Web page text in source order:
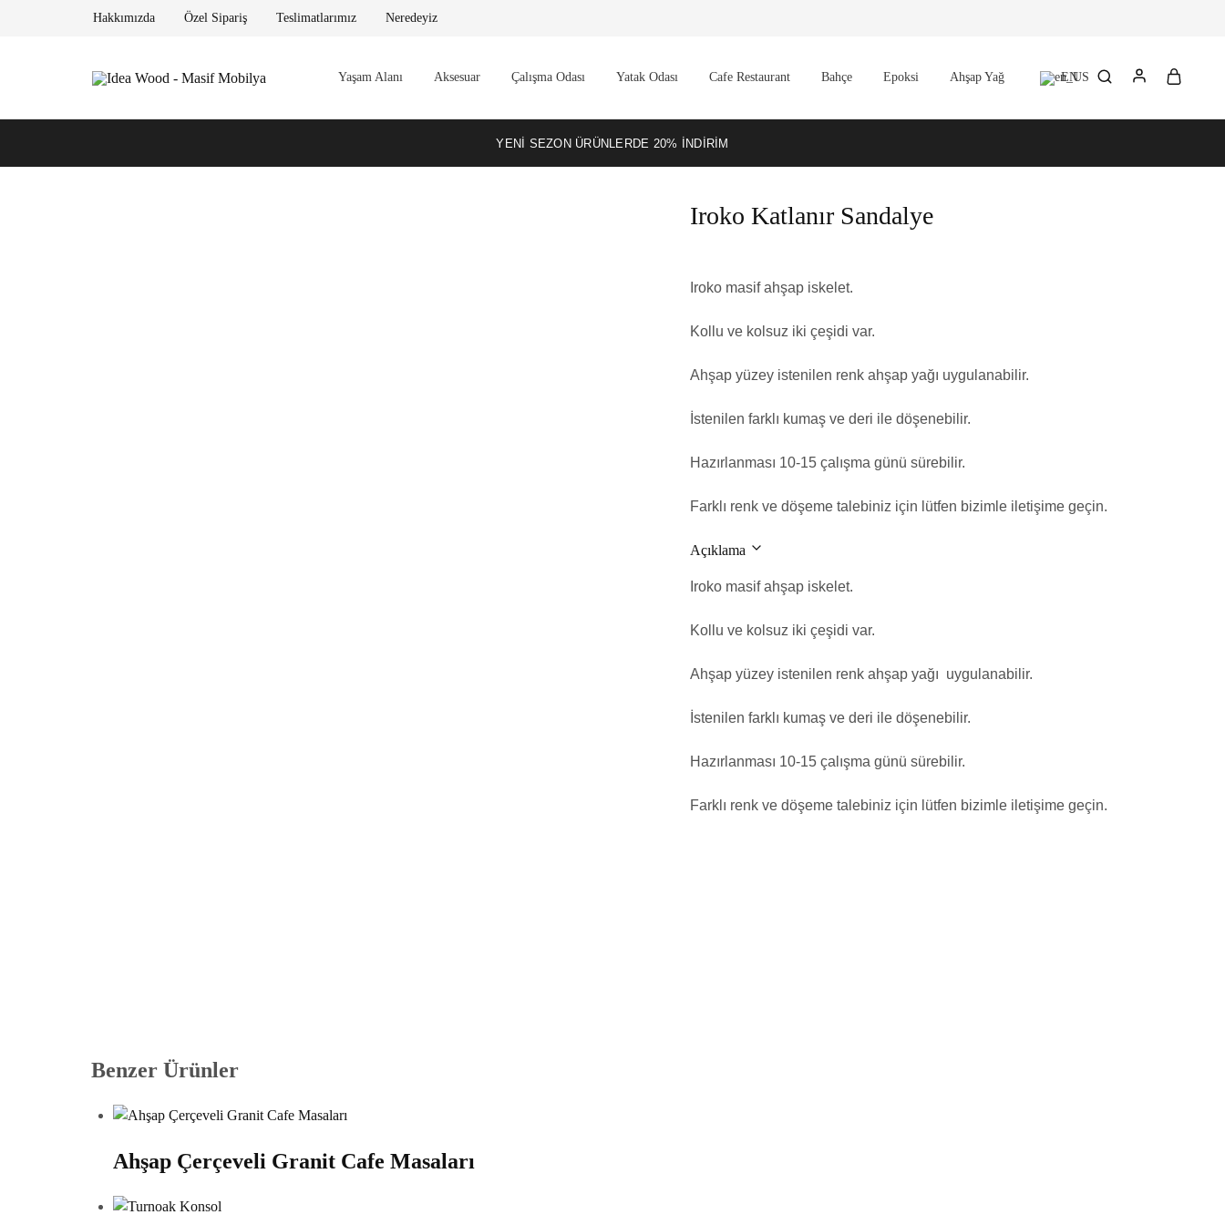
Hakkımızda Özel Sipariş Teslimatlarımız Neredeyiz
Idea
Yaşam Alanı Aksesuar Çalışma Odası Yatak Odası Cafe Restaurant Bahçe Epoksi Ahşap Yağ EN
YENI SEZON ÜRÜNLERDE 20% INDIRIM
Iroko Katlanır Sandalye
Iroko masif ahşap iskelet.
Kollu ve kolsuz iki çeşidi var.
Ahşap yüzey istenilen renk ahşap yağı uygulanabilir.
İstenilen farklı kumaş ve deri ile döşenebilir.
Hazırlanması 10-15 çalışma günü sürebilir.
Farklı renk ve döşeme talebiniz için lütfen bizimle iletişime geçin.
Açıklama
Iroko masif ahşap iskelet.
Kollu ve kolsuz iki çeşidi var.
Ahşap yüzey istenilen renk ahşap yağı uygulanabilir.
İstenilen farklı kumaş ve deri ile döşenebilir.
Hazırlanması 10-15 çalışma günü sürebilir.
Farklı renk ve döşeme talebiniz için lütfen bizimle iletişime geçin.
Benzer Ürünler
Ahşap Çerçeveli Granit Cafe Masaları